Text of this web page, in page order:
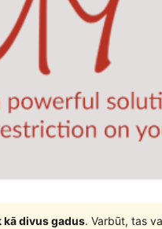
kā divus gadus. Varbūt, tas